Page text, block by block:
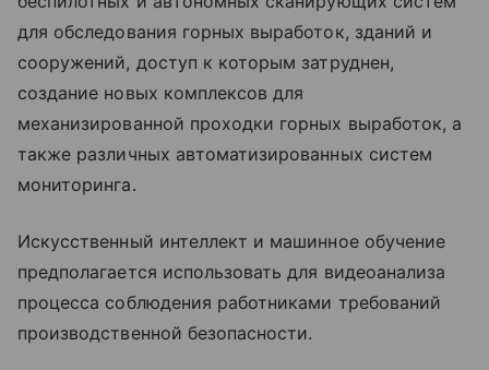
для обследования горных выработок, зданий и
сооружений, доступ к которым затруднен,
создание новых комплексов для
механизированной проходки горных выработок, а
также различных автоматизированных систем
мониторинга.
Искусственный интеллект и машинное обучение
предполагается использовать для видеоанализа
процесса соблюдения работниками требований
производственной безопасности.